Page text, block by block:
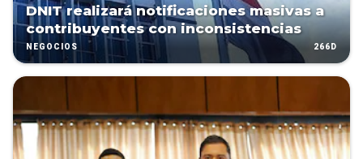
DNIT realizará notificaciones masivas a
contribuyentes con inconsistencias
NEGOCIOS 266D